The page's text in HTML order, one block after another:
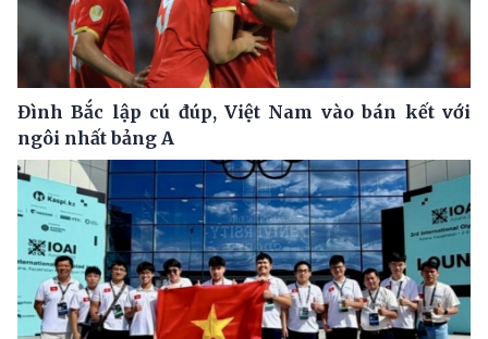
Đình Bắc lập cú đúp, Việt Nam vào bán kết với
ngôi nhất bảng A